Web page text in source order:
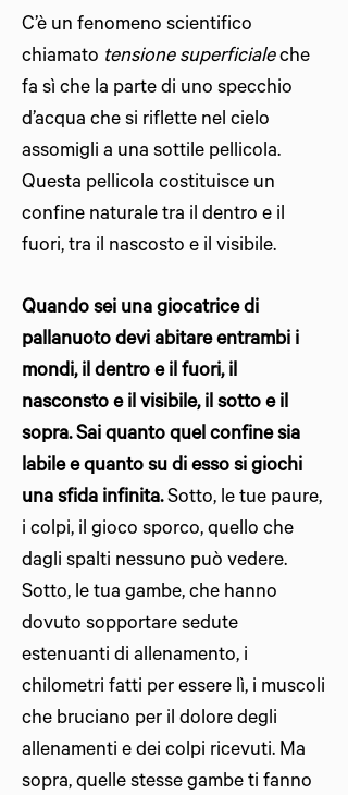
C’è un fenomeno scientifico
chiamato tensione superficialeche
fa sì che la parte di uno specchio
d’acqua che si riflette nel cielo
assomigli a una sottile pellicola.
Questa pellicola costituisce un
confine naturale tra il dentro e il
fuori, tra il nascosto e il visibile.
Quando sei una giocatrice di
pallanuoto devi abitare entrambi i
mondi, il dentro e il fuori, il
nasconsto e il visibile, il sotto e il
sopra. Sai quanto quel confine sia
labile e quanto su di esso si giochi
una sfida infinita.Sotto, le tue paure,
i colpi, il gioco sporco, quello che
dagli spalti nessuno può vedere.
Sotto, le tua gambe, che hanno
dovuto sopportare sedute
estenuanti di allenamento, i
chilometri fatti per essere lì, i muscoli
che bruciano per il dolore degli
allenamenti e dei colpi ricevuti. Ma
sopra, quelle stesse gambe ti fanno